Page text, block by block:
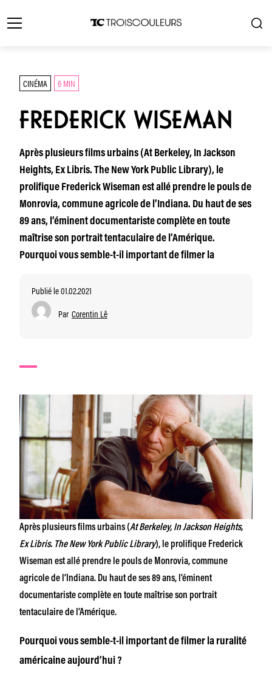
CINÉMA 6 MIN
FREDERICK WISEMAN
Après plusieurs films urbains (At Berkeley, In Jackson
Heights, Ex Libris. The New York Public Library), le
prolifique Frederick Wiseman est allé prendre le pouls de
Monrovia, commune agricole de l’Indiana. Du haut de ses
89 ans, l’éminent documentariste complète en toute
maîtrise son portrait tentaculaire de l’Amérique.
Pourquoi vous semble-t-il important de filmer la
Publié le 01.02.2021
Par Corentin Lê
Après plusieurs films urbains (At Berkeley, In Jackson Heights,
Ex Libris. The New York Public Library), le prolifique Frederick
Wiseman est allé prendre le pouls de Monrovia, commune
agricole de l’Indiana. Du haut de ses 89 ans, l’éminent
documentariste complète en toute maîtrise son portrait
tentaculaire de l’Amérique.
Pourquoi vous semble-t-il important de filmer la ruralité
américaine aujourd’hui ?